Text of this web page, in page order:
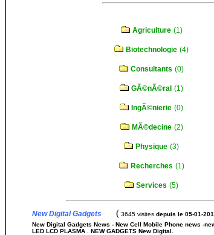
Agriculture (1)
Biotechnologie (4)
Consultants (0)
GÃ©nÃ©ral (1)
IngÃ©nierie (0)
MÃ©decine (2)
Physique (3)
Recherches (1)
Services (5)
New Digital Gadgets ( 3645 visites depuis le 05-01-
New Digital Gadgets News - New Cell Mobile Phone news -
LED LCD PLASMA . NEW GADGETS New Digital.